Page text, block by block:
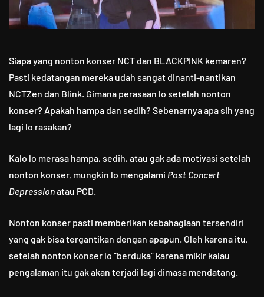
Siapa yang nonton konser NCT dan BLACKPINK kemaren?
Pasti kedatangan mereka udah sangat dinanti-nantikan
NCTZen dan Blink. Gimana perasaan lo setelah nonton
konser? Apakah hampa dan sedih? Sebenarnya apa sih yang
lagi lo rasakan?
Kalo lo merasa hampa, sedih, atau gak ada motivasi setelah
nonton konser, mungkin lo mengalami Post Concert
Depressionatau PCD.
Nonton konser pasti memberikan kebahagiaan tersendiri
yang gak bisa tergantikan dengan apapun. Oleh karena itu,
setelah nonton konser lo “berduka” karena mikir kalau
pengalaman itu gak akan terjadi lagi dimasa mendatang.